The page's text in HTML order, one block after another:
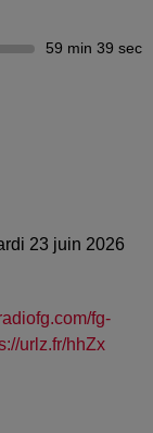
59 min 39 sec
23 juin 2026
fg-
urlz.fr/hhZx